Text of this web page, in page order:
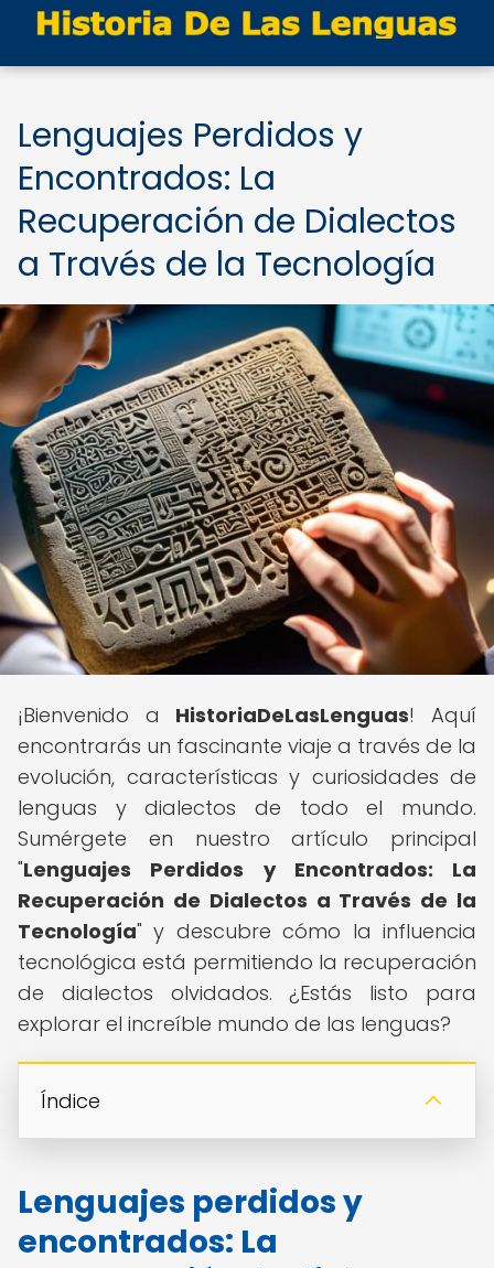
Lenguajes Perdidos y
Encontrados: La
Recuperación de Dialectos
a Través de la Tecnología
¡Bienvenido a HistoriaDeLasLenguas! Aquí
encontrarás un fascinante viaje a través de la
evolución, características y curiosidades de
lenguas y dialectos de todo el mundo.
Sumérgete en nuestro artículo principal
"Lenguajes Perdidos y Encontrados: La
Recuperación de Dialectos a Través de la
Tecnología" y descubre cómo la influencia
tecnológica está permitiendo la recuperación
de dialectos olvidados. ¿Estás listo para
explorar el increíble mundo de las lenguas?
Índice
Lenguajes perdidos y
encontrados: La